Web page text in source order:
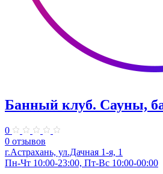
Банный клуб. Сауны,
0
0 отзывов
г.Астрахань, ул.Дачная 1-я, 1
Пн-Чт 10:00-23:00, Пт-Вс 10:00-00:00